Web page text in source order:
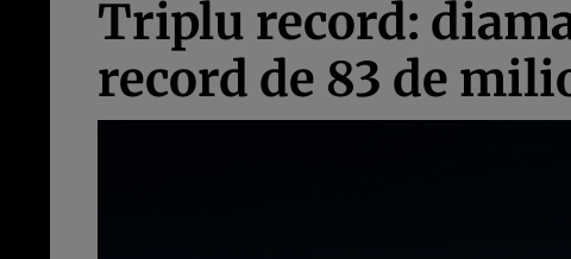
Triplu record:
record de 83 de